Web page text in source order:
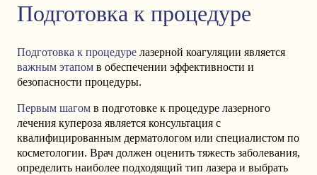
Подготовка к процедуре
Подготовка к процедуре лазерной коагуляции является
важным этапом в обеспечении эффективности и
безопасности процедуры.
Первым шагом в подготовке к процедуре лазерного
лечения купероза является консультация с
квалифицированным дерматологом или специалистом по
косметологии. Врач должен оценить тяжесть заболевания,
определить наиболее подходящий тип лазера и выбрать